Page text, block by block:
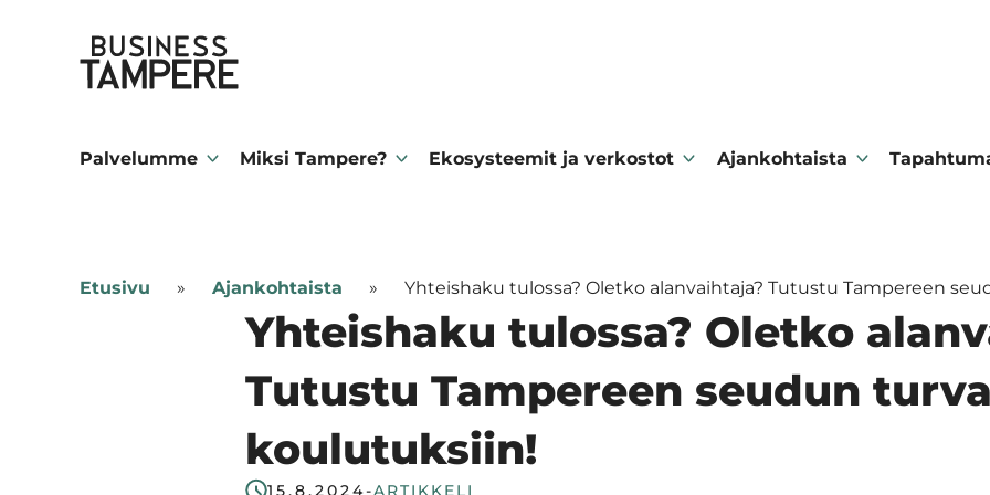
suoraanBusiness Tampere
Tampere
and
Palvelumme Miksi Tampere? Ekosysteemit ja verkostot Ajankohtaista
Etusivu » Ajankohtaista » Yhteishaku tulossa? Oletko alanvaihtaja? Tutustu Tampereen
Yhteishaku tulossa? Oletko
Tutustu Tampereen seudun
koulutuksiin!
15.8.2024-ARTIKKELI